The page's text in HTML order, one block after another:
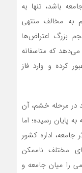
باشد، تنها به
به مخالف منتهی
بزرگ اعتراض‌‌‌‌‌‌ها
که متاسفانه
کرده و وارد فاز
مرحله خشم، آن
پایان رسیده؛ اما
اداره کشور
مختلف ناممکن
را میان جامعه و